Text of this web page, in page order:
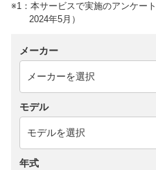
※1：本サービスで実施のアンケー
2024年5月）
メーカー
モデル
年式